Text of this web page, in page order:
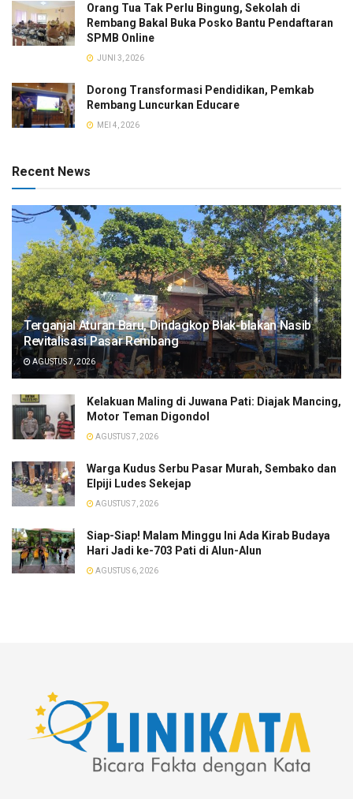
Orang Tua Tak Perlu Bingung, Sekolah di
Rembang Bakal Buka Posko Bantu Pendaftaran
SPMB Online
JUNI 3, 2026
Dorong Transformasi Pendidikan, Pemkab
Rembang Luncurkan Educare
MEI 4, 2026
Recent News
Terganjal Aturan Baru, Dindagkop Blak-blakan Nasib
Revitalisasi Pasar Rembang
AGUSTUS 7, 2026
Kelakuan Maling di Juwana Pati: Diajak Mancing,
Motor Teman Digondol
AGUSTUS 7, 2026
Warga Kudus Serbu Pasar Murah, Sembako dan
Elpiji Ludes Sekejap
AGUSTUS 7, 2026
Siap-Siap! Malam Minggu Ini Ada Kirab Budaya
Hari Jadi ke-703 Pati di Alun-Alun
AGUSTUS 6, 2026